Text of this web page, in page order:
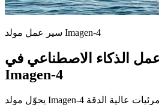
الهندباء. تركز العدسة على البنية
للبذور، المزينة بقطرات ماء كريستالية.
تأثيرات انكسار وتألق دقيقة، مع خلفية
هذا المثال التفاصيل والوضوح الممكنين
الماكرو واكتشاف رؤى جديدة للأشياء
اليومية. تجعل قدرة Imagen-4 على عرض القوام الدقيق والإضاءة
العلمية والتعليمية والفنية التي تتطلب